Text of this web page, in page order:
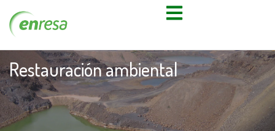
Restauración ambiental